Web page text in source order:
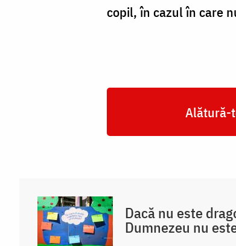
copil, în cazul în care
Alătură-
Dacă nu este
Dumnezeu nu